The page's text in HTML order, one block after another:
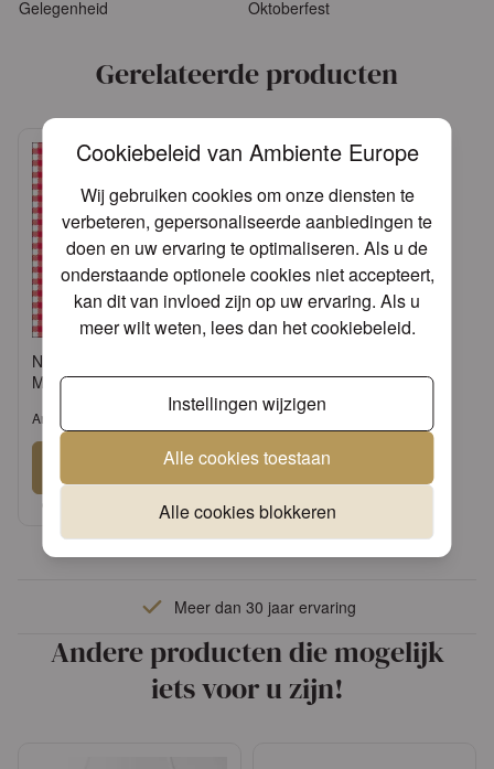
Cookiebeleid van Ambiente Europe
Wij gebruiken cookies om onze diensten te
verbeteren, gepersonaliseerde aanbiedingen te
doen en uw ervaring te optimaliseren. Als u de
onderstaande optionele cookies niet accepteert,
kan dit van invloed zijn op uw ervaring. Als u
meer wilt weten, lees dan hetcookiebeleid.
Instellingen wijzigen
Alle cookies toestaan
Alle cookies blokkeren
Gelegenheid Oktoberfest
Gerelateerde producten
Napkin 33 Vichy red FSC
Mix
Artikel: 13306105
Aanmelden
Vraag een account aan
Meer dan 30 jaar ervaring
Andere producten die mogelijk
iets voor u zijn!